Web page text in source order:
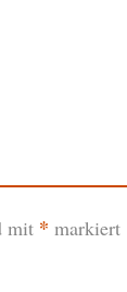
mit * markiert